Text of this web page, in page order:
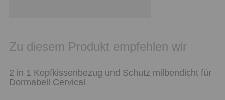
Zu diesem Produkt empfehlen wir
2 in 1 Kopfkissenbezug und Schutz milbendicht für
Dormabell Cervical